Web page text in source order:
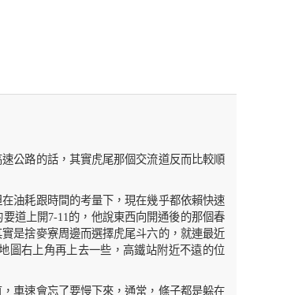
公路的話，其實虎尾那個交流道反而比較順
油耗跟時間的考量下，現在幾乎都依賴快速
道上開7-11的，他說東西向開通後的那個春
是捨麥寮周邊而選擇虎尾斗六的，就連最近
圖右上角再上去一些，高鐵站附近不遠的位
車速會忘了要慢下來，通常，條子都是躲在